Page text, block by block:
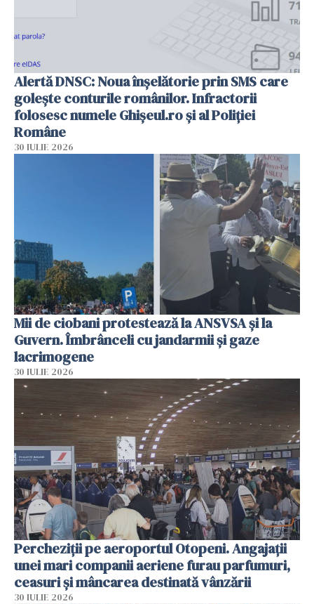
Alertă DNSC: Noua înșelătorie prin SMS care
golește conturile românilor. Infractorii
folosesc numele Ghișeul.ro și al Poliției
Române
30 IULIE 2026
Mii de ciobani protestează la ANSVSA și la
Guvern. Îmbrânceli cu jandarmii și gaze
lacrimogene
30 IULIE 2026
Percheziții pe aeroportul Otopeni. Angajații
unei mari companii aeriene furau parfumuri,
ceasuri și mâncarea destinată vânzării
30 IULIE 2026